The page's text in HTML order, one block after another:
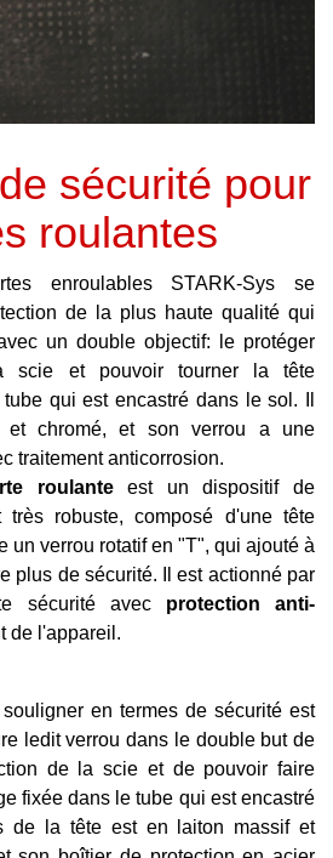
sécurité pour
roulantes
enroulables STARK-Sys se
de la plus haute qualité qui
un double objectif: le protéger
scie et pouvoir tourner la tête
qui est encastré dans le sol. Il
chromé, et son verrou a une
traitement anticorrosion.
roulanteest un dispositif de
très robuste, composé d'une tête
un verrou rotatif en "T", qui ajouté à
plus de sécurité. Il est actionné par
sécurité avec protection anti-
de l'appareil.
en termes de sécurité est
ledit verrou dans le double but de
de la scie et de pouvoir faire
fixée dans le tube qui est encastré
de la tête est en laiton massif et